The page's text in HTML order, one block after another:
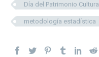
Día del Patrimonio Cultural
metodología estadística